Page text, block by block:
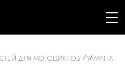
ДЛЯ МОТОЦИКЛОВ
YAMAHA